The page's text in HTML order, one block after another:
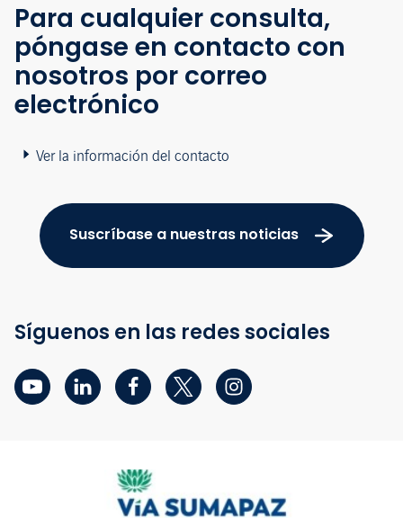
Para cualquier consulta,
póngase en contacto con
nosotros por correo
electrónico
Ver la información del contacto
Suscríbase a nuestras noticias
Síguenos en las redes sociales